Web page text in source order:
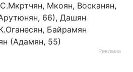
Мкоян, Восканян,
66), Дашян
Байрамян
(Адамян, 55)
Реклама